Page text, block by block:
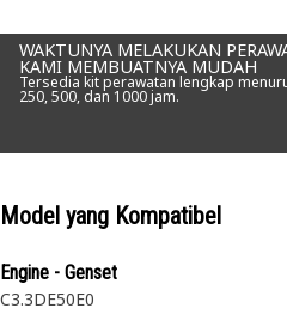
WAKTUNYA MELAKUKAN
KAMI MEMBUATNYA MUDAH
Tersedia kit perawatan lengkap
250, 500, dan 1000 jam.
Model yang Kompatibel
Engine - Genset
C3.3DE50E0